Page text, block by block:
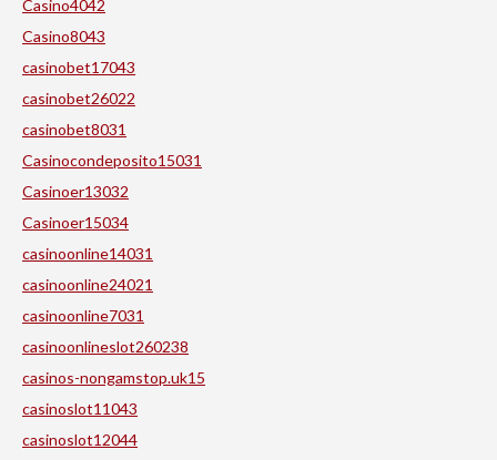
Casino4042
Casino8043
casinobet17043
casinobet26022
casinobet8031
Casinocondeposito15031
Casinoer13032
Casinoer15034
casinoonline14031
casinoonline24021
casinoonline7031
casinoonlineslot260238
casinos-nongamstop.uk15
casinoslot11043
casinoslot12044